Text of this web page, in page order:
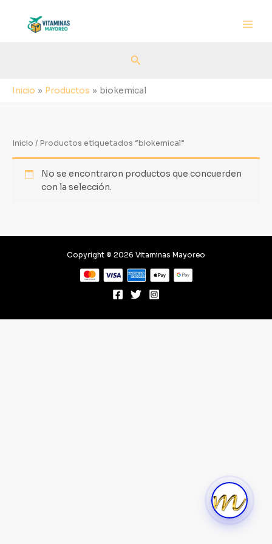
contenido
Buscar
Inicio Productos biokemical
Inicio / Productos etiquetados “biokemical”
No se encontraron productos que concuerden
con la selección.
Copyright © 2026 Vitaminas Mayoreo